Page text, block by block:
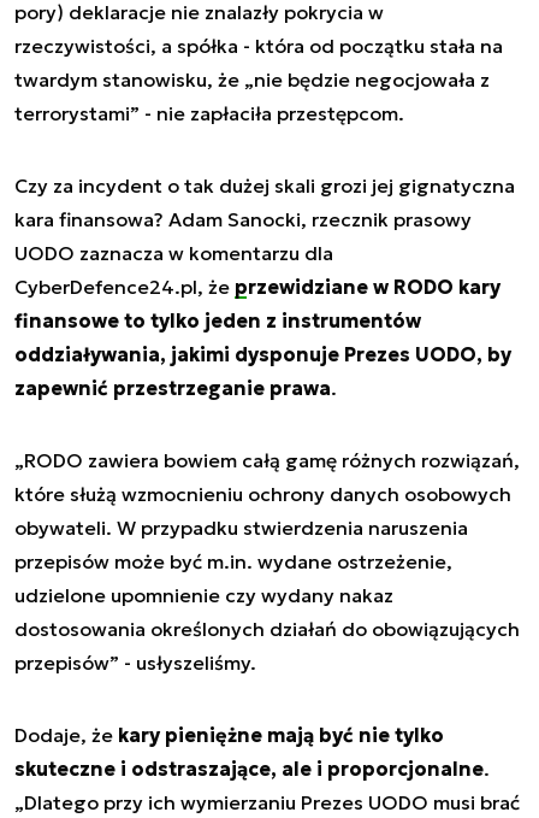
pory) deklaracje nie znalazły pokrycia w
rzeczywistości, a spółka - która od początku stała na
twardym stanowisku, że „nie będzie negocjowała z
terrorystami” - nie zapłaciła przestępcom.
Czy za incydent o tak dużej skali grozi jej gignatyczna
kara finansowa? Adam Sanocki, rzecznik prasowy
UODO zaznacza w komentarzu dla
CyberDefence24.pl, że przewidziane w RODO kary
finansowe to tylko jeden z instrumentów
oddziaływania, jakimi dysponuje Prezes UODO, by
zapewnić przestrzeganie prawa.
„RODO zawiera bowiem całą gamę różnych rozwiązań,
które służą wzmocnieniu ochrony danych osobowych
obywateli. W przypadku stwierdzenia naruszenia
przepisów może być m.in. wydane ostrzeżenie,
udzielone upomnienie czy wydany nakaz
dostosowania określonych działań do obowiązujących
przepisów” - usłyszeliśmy.
Dodaje, że kary pieniężne mają być nie tylko
skuteczne i odstraszające, ale i proporcjonalne.
„Dlatego przy ich wymierzaniu Prezes UODO musi brać